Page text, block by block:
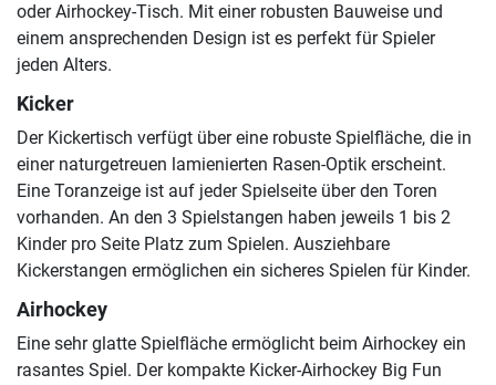
oder Airhockey-Tisch. Mit einer robusten Bauweise und
einem ansprechenden Design ist es perfekt für Spieler
jeden Alters.
Kicker
Der Kickertisch verfügt über eine robuste Spielfläche, die in
einer naturgetreuen lamienierten Rasen-Optik erscheint.
Eine Toranzeige ist auf jeder Spielseite über den Toren
vorhanden. An den 3 Spielstangen haben jeweils 1 bis 2
Kinder pro Seite Platz zum Spielen. Ausziehbare
Kickerstangen ermöglichen ein sicheres Spielen für Kinder.
Airhockey
Eine sehr glatte Spielfläche ermöglicht beim Airhockey ein
rasantes Spiel. Der kompakte Kicker-Airhockey Big Fun